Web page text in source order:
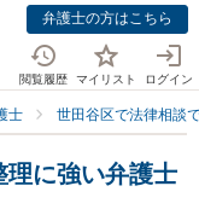
弁護士の方はこちら
閲覧履歴 マイリスト ログイン
士 世田谷区で法律相談
理に強い弁護士